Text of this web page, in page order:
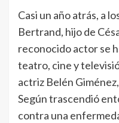
Casi un año atrás, a
Bertrand, hijo de
reconocido actor se
teatro, cine y
actriz Belén
Según trascendió
contra una